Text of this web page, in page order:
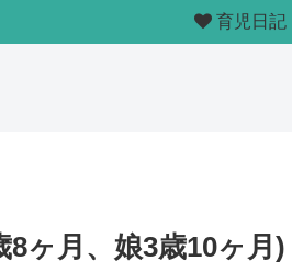
育児日記
ヶ月、娘3歳10ヶ月)